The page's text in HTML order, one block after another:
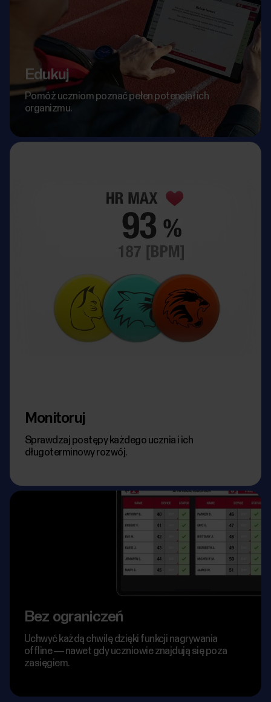
Edukuj
Pomóż uczniom poznać pełen potencjał ich
organizmu.
Monitoruj
Sprawdzaj postępy każdego ucznia i ich
długoterminowy rozwój.
Bez ograniczeń
Uchwyć każdą chwilę dzięki funkcji nagrywania
offline — nawet gdy uczniowie znajdują się poza
zasięgiem.